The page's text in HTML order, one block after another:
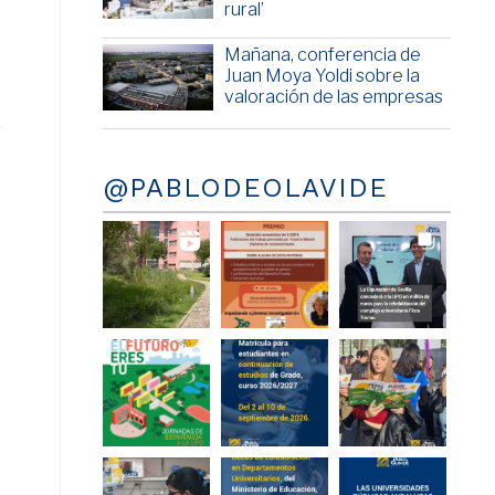
rural’
Mañana, conferencia de
Juan Moya Yoldi sobre la
valoración de las empresas
@PABLODEOLAVIDE